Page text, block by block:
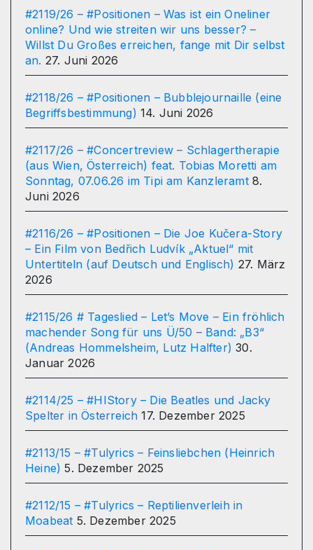
#2119/26 – #Positionen – Was ist ein Oneliner
online? Und wie streiten wir uns besser? –
Willst Du Großes erreichen, fange mit Dir selbst
an. 27. Juni 2026
#2118/26 – #Positionen – Bubblejournaille (eine
Begriffsbestimmung) 14. Juni 2026
#2117/26 – #Concertreview – Schlagertherapie
(aus Wien, Österreich) feat. Tobias Moretti am
Sonntag, 07.06.26 im Tipi am Kanzleramt 8.
Juni 2026
#2116/26 – #Positionen – Die Joe Kučera-Story
– Ein Film von Bedřich Ludvík „Aktuel“ mit
Untertiteln (auf Deutsch und Englisch) 27. März
2026
#2115/26 # Tageslied – Let’s Move – Ein fröhlich
machender Song für uns Ü/50 – Band: „B3“
(Andreas Hommelsheim, Lutz Halfter) 30.
Januar 2026
#2114/25 – #HIStory – Die Beatles und Jacky
Spelter in Österreich 17. Dezember 2025
#2113/15 – #Tulyrics – Feinsliebchen (Heinrich
Heine) 5. Dezember 2025
#2112/15 – #Tulyrics – Reptilienverleih in
Moabeat 5. Dezember 2025